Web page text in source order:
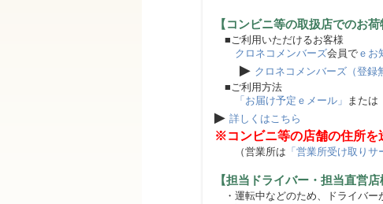
【コンビニ等の取扱店でのお
■ご利用いただけるお客様
クロネコメンバーズ会員で ｅお
▶ クロネコメンバーズ（登録
■ご利用方法
「お届け予定ｅメール」 または
▶ 詳しくはこちら
※コンビニ等の店舗の住所を
（営業所は 「営業所受け取りサ
【担当ドライバー・担当直営店
・運転中などのため、ドライバー